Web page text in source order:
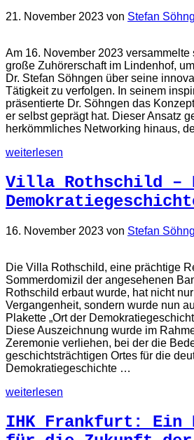
21. November 2023 von Stefan
Am 16. November 2023 versammelte
große Zuhörerschaft im Lindenhof,
Dr. Stefan Söhngen über seine
Tätigkeit zu verfolgen. In seinem
präsentierte Dr. Söhngen das
er selbst geprägt hat. Dieser Ansatz
herkömmliches Networking hinaus,
weiterlesen
Villa Rothschild –
16. November 2023 von Stefan
Die Villa Rothschild, eine prächtige
Sommerdomizil der angesehenen
Rothschild erbaut wurde, hat nicht
Vergangenheit, sondern wurde nun
Plakette „Ort der
Diese Auszeichnung wurde im
Zeremonie verliehen, bei der die
geschichtsträchtigen Ortes für die
Demokratiegeschichte …
weiterlesen
IHK Frankfurt: Ein